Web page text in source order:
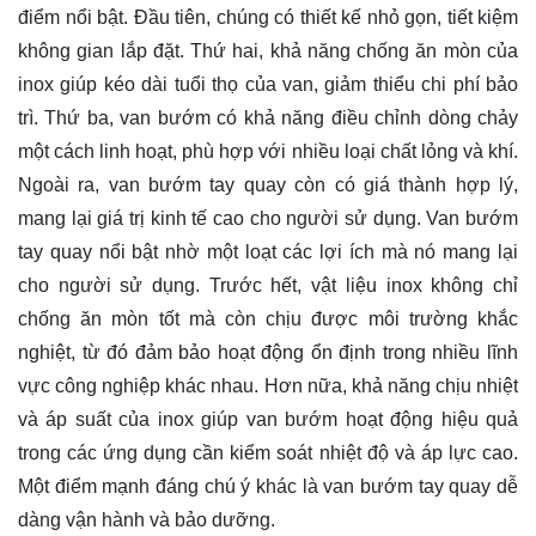
điểm nổi bật. Đầu tiên, chúng có thiết kế nhỏ gọn, tiết kiệm
không gian lắp đặt. Thứ hai, khả năng chống ăn mòn của
inox giúp kéo dài tuổi thọ của van, giảm thiểu chi phí bảo
trì. Thứ ba, van bướm có khả năng điều chỉnh dòng chảy
một cách linh hoạt, phù hợp với nhiều loại chất lỏng và khí.
Ngoài ra, van bướm tay quay còn có giá thành hợp lý,
mang lại giá trị kinh tế cao cho người sử dụng. Van bướm
tay quay nổi bật nhờ một loạt các lợi ích mà nó mang lại
cho người sử dụng. Trước hết, vật liệu inox không chỉ
chống ăn mòn tốt mà còn chịu được môi trường khắc
nghiệt, từ đó đảm bảo hoạt động ổn định trong nhiều lĩnh
vực công nghiệp khác nhau. Hơn nữa, khả năng chịu nhiệt
và áp suất của inox giúp van bướm hoạt động hiệu quả
trong các ứng dụng cần kiểm soát nhiệt độ và áp lực cao.
Một điểm mạnh đáng chú ý khác là van bướm tay quay dễ
dàng vận hành và bảo dưỡng.